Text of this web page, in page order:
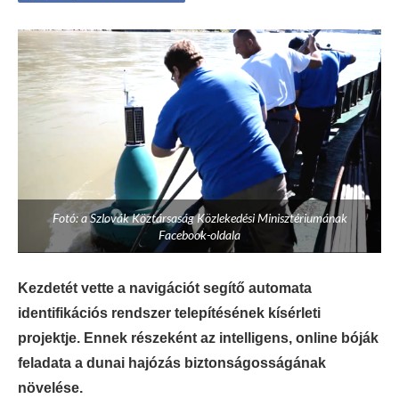
Fotó: a Szlovák Köztársaság Közlekedési Minisztériumának
Facebook-oldala
Kezdetét vette a navigációt segítő automata
identifikációs rendszer telepítésének kísérleti
projektje. Ennek részeként az intelligens, online bóják
feladata a dunai hajózás biztonságosságának
növelése.